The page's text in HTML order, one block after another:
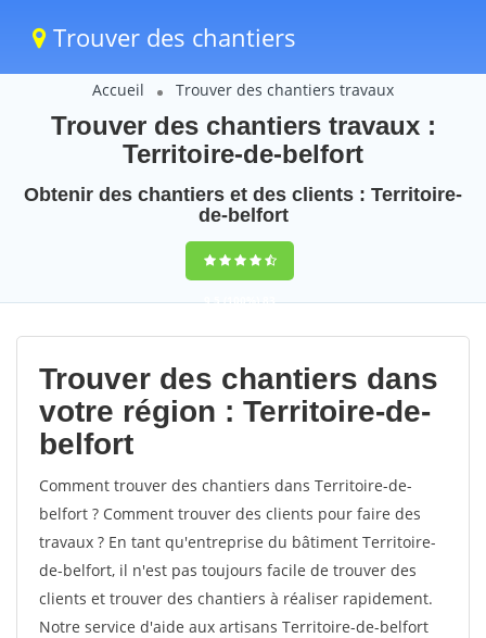
Trouver des chantiers
Accueil Trouver des chantiers travaux
Trouver des chantiers travaux :
Territoire-de-belfort
Obtenir des chantiers et des clients : Territoire-
de-belfort
9,5(100%)83
votes
Trouver des chantiers dans
votre région : Territoire-de-
belfort
Comment trouver des chantiers dans Territoire-de-
belfort ? Comment trouver des clients pour faire des
travaux ? En tant qu'entreprise du bâtiment Territoire-
de-belfort, il n'est pas toujours facile de trouver des
clients et trouver des chantiers à réaliser rapidement.
Notre service d'aide aux artisans Territoire-de-belfort